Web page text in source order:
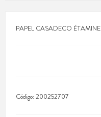
PAPEL CASADECO ÉTAMINE
Código:200252707